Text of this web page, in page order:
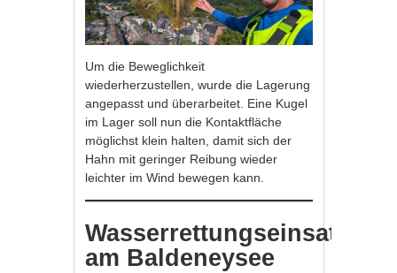
Um die Beweglichkeit
wiederherzustellen, wurde die Lagerung
angepasst und überarbeitet. Eine Kugel
im Lager soll nun die Kontaktfläche
möglichst klein halten, damit sich der
Hahn mit geringer Reibung wieder
leichter im Wind bewegen kann.
Wasserrettungseinsatz
am Baldeneysee